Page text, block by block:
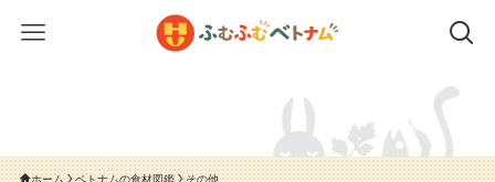
ホーム ベトナムの食材図鑑 その他